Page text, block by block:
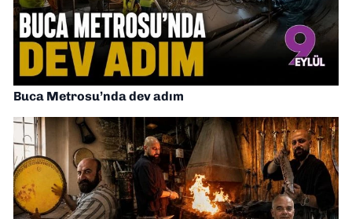
Buca Metrosu’nda dev adım